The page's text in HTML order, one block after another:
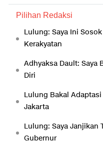
Pilihan Redaksi
Lulung: Saya Ini
Kerakyatan
Adhyaksa Dault: Saya
Diri
Lulung Bakal
Jakarta
Lulung: Saya Janjikan
Gubernur